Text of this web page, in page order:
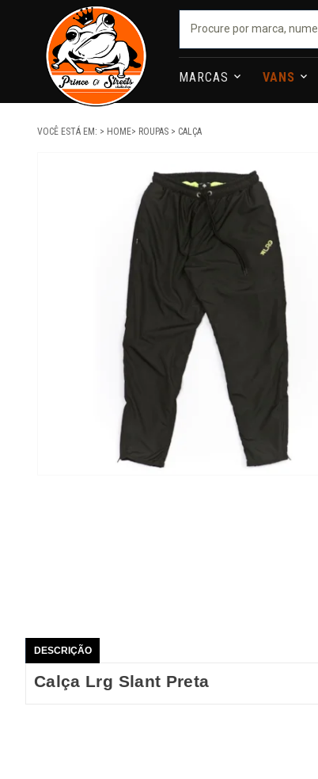
MARCAS VANS
VOCÊ ESTÁ EM: HOME ROUPAS CALÇA
DESCRIÇÃO
Calça Lrg Slant Preta